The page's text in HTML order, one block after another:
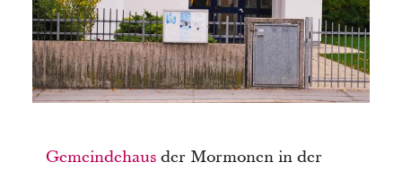
Gemeindehausder Mormonen in der